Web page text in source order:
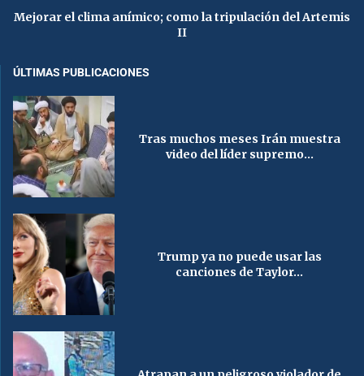
Mejorar el clima anímico; como la tripulación del Artemis
II
ÚLTIMAS PUBLICACIONES
Tras muchos meses Irán muestra
video del líder supremo...
Trump ya no puede usar las
canciones de Taylor...